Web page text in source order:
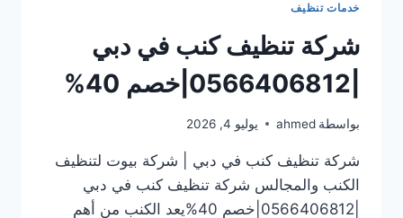
خدمات تنظيف
شركة تنظيف كنب في دبي
بواسطة ahmed يوليو 4, 2026
شركة تنظيف كنب في دبي | شركة بيوت لتنظيف
الكنب والمجالس شركة تنظيف كنب في دبي
|0566406812|خصم 40%يعد الكنب من أهم